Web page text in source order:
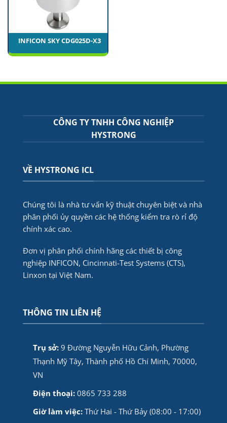
INFICON SKY CDG025D-X3
CÔNG TY TNHH CÔNG NGHIỆP
HYSTRONG
VỀ HYSTRONG ICL
Chúng tôi là nhà tư vấn kỹ thuật chuyên biệt và nhà
phân phối ủy quyền các hệ thống kiểm tra rò rỉ độ
chính xác cao.
Đơn vị phân phối chính hãng các thiết bị công
nghiệp INFICON, Cincinnati-Test Systems (CTS),
Linxon tại Việt Nam.
THÔNG TIN LIÊN HỆ
Trụ sở: 9 Đường Nguyễn Hữu Cảnh, Phường
Thạnh Mỹ Tây, Thành phố Hồ Chí Minh, 70000,
VN
Điện thoại:0865 733 288
Giờ làm việc:Thứ Hai - Thứ Bảy (08:00 - 17:00)